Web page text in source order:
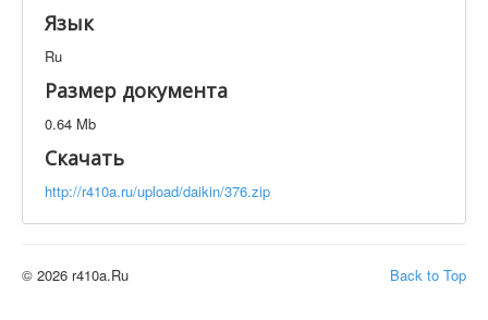
Производитель
Элементов на страницу
Язык
Ru
Размер документа
0.64 Mb
Скачать
http://r410a.ru/upload/daikin/376.zip
Back to Top
© 2026 r410a.Ru